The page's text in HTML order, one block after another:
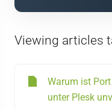
Viewing articles
Warum ist
unter Plesk